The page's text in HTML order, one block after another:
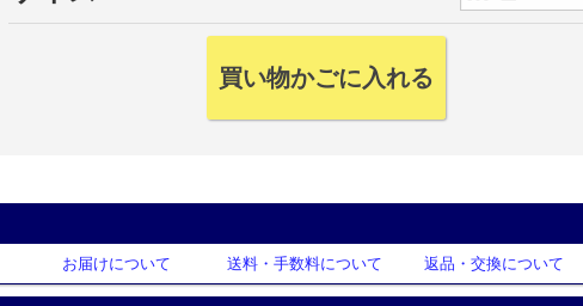
お届けについて 送料・手数料について 返品・交換について